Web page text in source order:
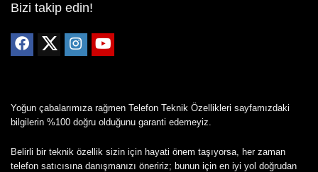
Bizi takip edin!
Yoğun çabalarımıza rağmen Telefon Teknik Özellikleri sayfamızdaki
bilgilerin %100 doğru olduğunu garanti edemeyiz.
Belirli bir teknik özellik sizin için hayati önem taşıyorsa, her zaman
telefon satıcısına danışmanızı öneririz; bunun için en iyi yol doğrudan